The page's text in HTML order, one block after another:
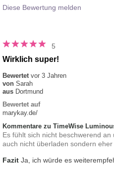
Diese Bewertung melden
5
Wirklich super!
Bewertet vor 3 Jahren
von Sarah
aus Dortmund
Bewertet auf
marykay.de/
Kommentare zu TimeWise
Es fühlt sich nicht beschwerend
auch nicht überladen sondern eher
Fazit Ja, ich würde es